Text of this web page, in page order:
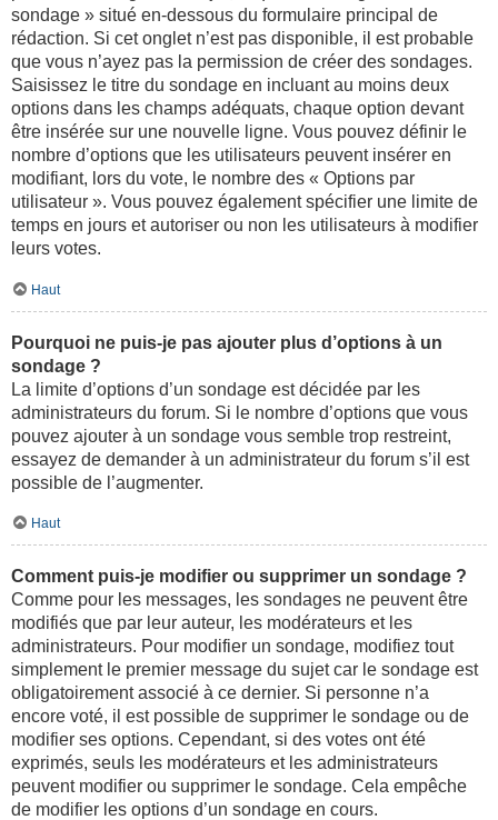
sondage » situé en-dessous du formulaire principal de
rédaction. Si cet onglet n’est pas disponible, il est probable
que vous n’ayez pas la permission de créer des sondages.
Saisissez le titre du sondage en incluant au moins deux
options dans les champs adéquats, chaque option devant
être insérée sur une nouvelle ligne. Vous pouvez définir le
nombre d’options que les utilisateurs peuvent insérer en
modifiant, lors du vote, le nombre des « Options par
utilisateur ». Vous pouvez également spécifier une limite de
temps en jours et autoriser ou non les utilisateurs à modifier
leurs votes.
Haut
Pourquoi ne puis-je pas ajouter plus d’options à un
sondage ?
La limite d’options d’un sondage est décidée par les
administrateurs du forum. Si le nombre d’options que vous
pouvez ajouter à un sondage vous semble trop restreint,
essayez de demander à un administrateur du forum s’il est
possible de l’augmenter.
Haut
Comment puis-je modifier ou supprimer un sondage ?
Comme pour les messages, les sondages ne peuvent être
modifiés que par leur auteur, les modérateurs et les
administrateurs. Pour modifier un sondage, modifiez tout
simplement le premier message du sujet car le sondage est
obligatoirement associé à ce dernier. Si personne n’a
encore voté, il est possible de supprimer le sondage ou de
modifier ses options. Cependant, si des votes ont été
exprimés, seuls les modérateurs et les administrateurs
peuvent modifier ou supprimer le sondage. Cela empêche
de modifier les options d’un sondage en cours.